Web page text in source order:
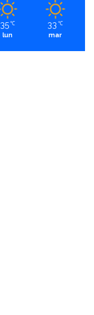
35 ℃
lun
33 ℃
mar